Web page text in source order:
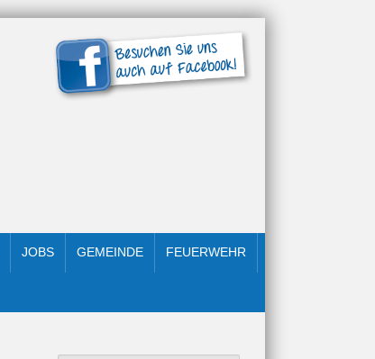
JOBS GEMEINDE FEUERWEHR